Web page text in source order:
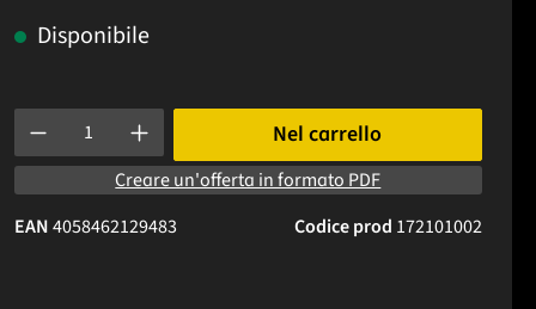
Disponibile
Quantità del prodotto: inserisci la quantità desiderata o usa i
Nel carrello
Creare un'offerta in formato PDF
Codice prod 172101002
EAN4058462129483